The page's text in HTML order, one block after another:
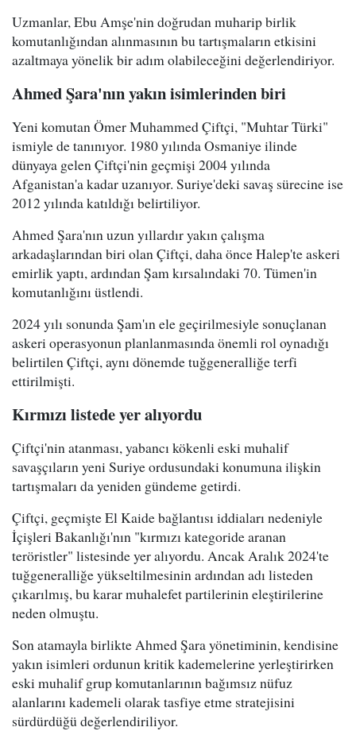
Uzmanlar, Ebu Amşe'nin doğrudan muharip birlik
komutanlığından alınmasının bu tartışmaların etkisini
azaltmaya yönelik bir adım olabileceğini değerlendiriyor.
Ahmed Şara'nın yakın isimlerinden biri
Yeni komutan Ömer Muhammed Çiftçi, "Muhtar Türki"
ismiyle de tanınıyor. 1980 yılında Osmaniye ilinde
dünyaya gelen Çiftçi'nin geçmişi 2004 yılında
Afganistan'a kadar uzanıyor. Suriye'deki savaş sürecine ise
2012 yılında katıldığı belirtiliyor.
Ahmed Şara'nın uzun yıllardır yakın çalışma
arkadaşlarından biri olan Çiftçi, daha önce Halep'te askeri
emirlik yaptı, ardından Şam kırsalındaki 70. Tümen'in
komutanlığını üstlendi.
2024 yılı sonunda Şam'ın ele geçirilmesiyle sonuçlanan
askeri operasyonun planlanmasında önemli rol oynadığı
belirtilen Çiftçi, aynı dönemde tuğgeneralliğe terfi
ettirilmişti.
Kırmızı listede yer alıyordu
Çiftçi'nin atanması, yabancı kökenli eski muhalif
savaşçıların yeni Suriye ordusundaki konumuna ilişkin
tartışmaları da yeniden gündeme getirdi.
Çiftçi, geçmişte El Kaide bağlantısı iddiaları nedeniyle
İçişleri Bakanlığı'nın "kırmızı kategoride aranan
teröristler" listesinde yer alıyordu. Ancak Aralık 2024'te
tuğgeneralliğe yükseltilmesinin ardından adı listeden
çıkarılmış, bu karar muhalefet partilerinin eleştirilerine
neden olmuştu.
Son atamayla birlikte Ahmed Şara yönetiminin, kendisine
yakın isimleri ordunun kritik kademelerine yerleştirirken
eski muhalif grup komutanlarının bağımsız nüfuz
alanlarını kademeli olarak tasfiye etme stratejisini
sürdürdüğü değerlendiriliyor.